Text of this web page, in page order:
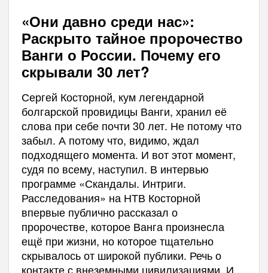
«Они давно среди нас»:
Раскрыто тайное пророчество
Ванги о России. Почему его
скрывали 30 лет?
Сергей Косторной, кум легендарной
болгарской провидицы Ванги, хранил её
слова при себе почти 30 лет. Не потому что
забыл. А потому что, видимо, ждал
подходящего момента. И вот этот момент,
судя по всему, наступил. В интервью
программе «Скандалы. Интриги.
Расследования» на НТВ Косторной
впервые публично рассказал о
пророчестве, которое Ванга произнесла
ещё при жизни, но которое тщательно
скрывалось от широкой публики. Речь о
контакте с внеземными цивилизациями. И